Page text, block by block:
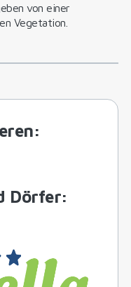
von einer
Vegetation.
:
Dörfer: